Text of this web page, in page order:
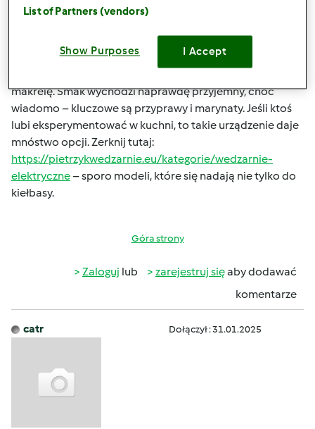
Zdecydowanie nie ograniczaj się tylko do mięsa.
robiłem sery, tofu, warzywa – wszystko łapie aromat
dymu, tylko trzeba dobrze dobrać czas i temperaturę.
makrelę. Smak wychodzi naprawdę przyjemny, choć
wiadomo – kluczowe są przyprawy i marynaty. Jeśli ktoś
lubi eksperymentować w kuchni, to takie urządzenie daje
mnóstwo opcji. Zerknij tutaj:
https://pietrzykwedzarnie.eu/kategorie/wedzarnie-
elektryczne– sporo modeli, które się nadają nie tylko do
kiełbasy.
Góra strony
Zaloguj lub zarejestruj sięaby dodawać
komentarze
catr Dołączył : 31.01.2025
List of Partners (vendors)
Show Purposes I Accept